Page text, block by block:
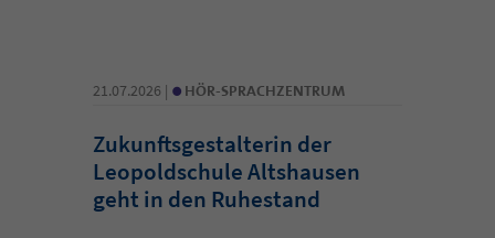
21.07.2026 | • HÖR-SPRACHZENTRUM
Zukunftsgestalterin der
Leopoldschule Altshausen
geht in den Ruhestand